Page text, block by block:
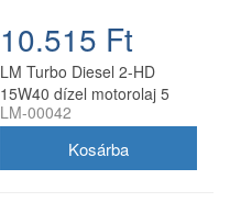
10.515 Ft
LM Turbo Diesel 2-HD
15W40 dízel motorolaj 5
liter
LM-00042